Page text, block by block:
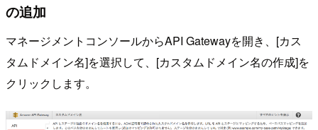
の追加
マネージメントコンソールからAPI Gatewayを開き、[カス
タムドメイン名]を選択して、[カスタムドメイン名の作成]を
クリックします。